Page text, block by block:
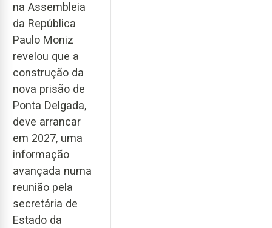
na Assembleia
da República
Paulo Moniz
revelou que a
construção da
nova prisão de
Ponta Delgada,
deve arrancar
em 2027, uma
informação
avançada numa
reunião pela
secretária de
Estado da